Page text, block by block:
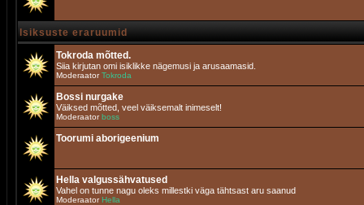
Isiksuste eraruumid
Tokroda mõtted.
Siia kirjutan omi isiklikke nägemusi ja arusaamasid.
ModeraatorTokroda
Bossi nurgake
Väiksed mõtted, veel väiksemalt inimeselt!
Moderaatorboss
Toorumi aborigeenium
Hella valgussähvatused
Vahel on tunne nagu oleks millestki väga tähtsast aru saanud
Moderaator Hella